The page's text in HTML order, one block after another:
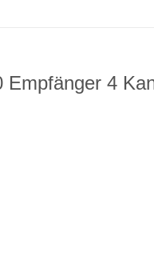
Empfänger 4